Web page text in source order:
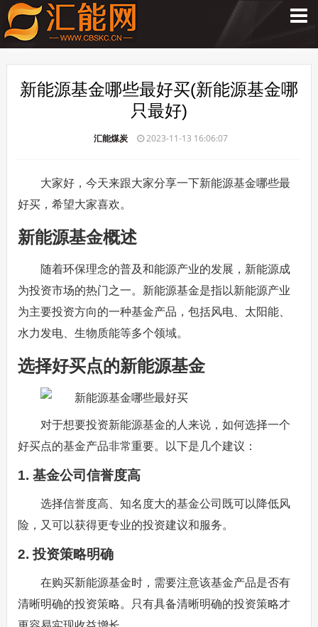
新能源基金哪些最好买(新能源基金哪
只最好)
汇能煤炭 2023-11-13 16:06:07
大家好，今天来跟大家分享一下新能源基金哪些最
好买，希望大家喜欢。
新能源基金概述
随着环保理念的普及和能源产业的发展，新能源成
为投资市场的热门之一。新能源基金是指以新能源产业
为主要投资方向的一种基金产品，包括风电、太阳能、
水力发电、生物质能等多个领域。
选择好买点的新能源基金
对于想要投资新能源基金的人来说，如何选择一个
好买点的基金产品非常重要。以下是几个建议：
1. 基金公司信誉度高
选择信誉度高、知名度大的基金公司既可以降低风
险，又可以获得更专业的投资建议和服务。
2. 投资策略明确
在购买新能源基金时，需要注意该基金产品是否有
清晰明确的投资策略。只有具备清晰明确的投资策略才